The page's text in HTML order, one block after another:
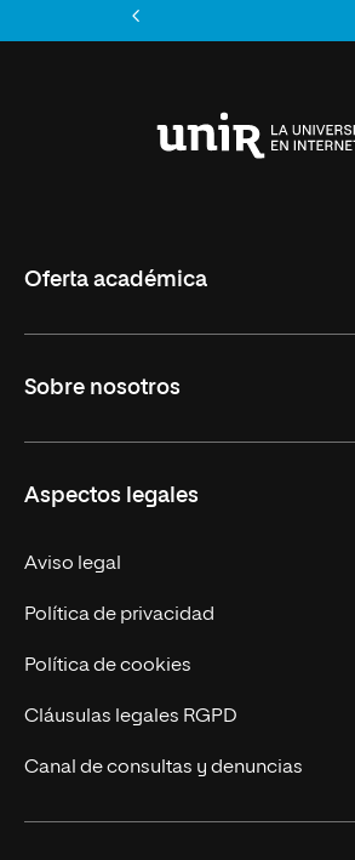
Oferta académica
Formación Continua
Sobre nosotros
Trabaja en UNIR
Actualidad
Contáctanos
Aspectos legales
Aviso legal
Política de privacidad
Política de cookies
Cláusulas legales RGPD
Canal de consultas y denuncias